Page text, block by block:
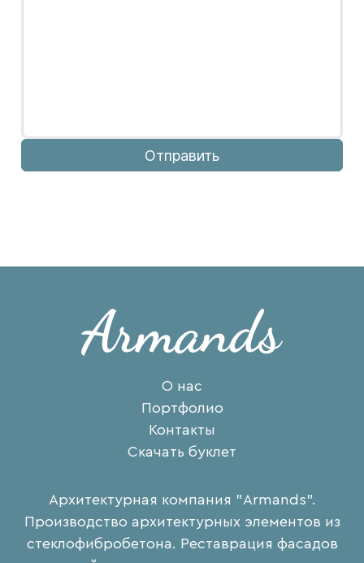
Отправить
О нас
Портфолио
Контакты
Скачать буклет
Архитектурная компания "Armands".
Производство архитектурных элементов из
стеклофибробетона. Реставрация фасадов